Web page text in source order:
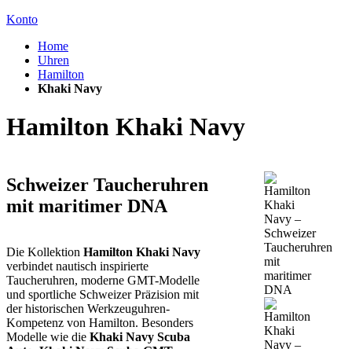
Konto
Home
Uhren
Hamilton
Khaki Navy
Hamilton Khaki Navy
Schweizer Taucheruhren
mit maritimer DNA
Die Kollektion Hamilton Khaki Navy
verbindet nautisch inspirierte
Taucheruhren, moderne GMT-Modelle
und sportliche Schweizer Präzision mit
der historischen Werkzeuguhren-
Kompetenz von Hamilton. Besonders
Modelle wie die Khaki Navy Scuba